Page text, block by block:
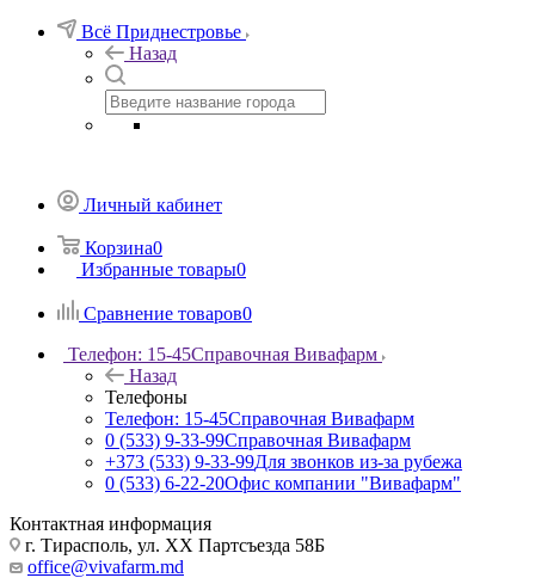
Всё Приднестровье
Назад
Личный кабинет
Корзина0
Избранные товары0
Сравнение товаров0
Телефон: 15-45Справочная Вивафарм
Назад
Телефоны
Телефон: 15-45Справочная Вивафарм
0 (533) 9-33-99Справочная Вивафарм
+373 (533) 9-33-99Для звонков из-за рубежа
0 (533) 6-22-20Офис компании "Вивафарм"
Контактная информация
г. Тирасполь, ул. ХХ Партсъезда 58Б
office@vivafarm.md